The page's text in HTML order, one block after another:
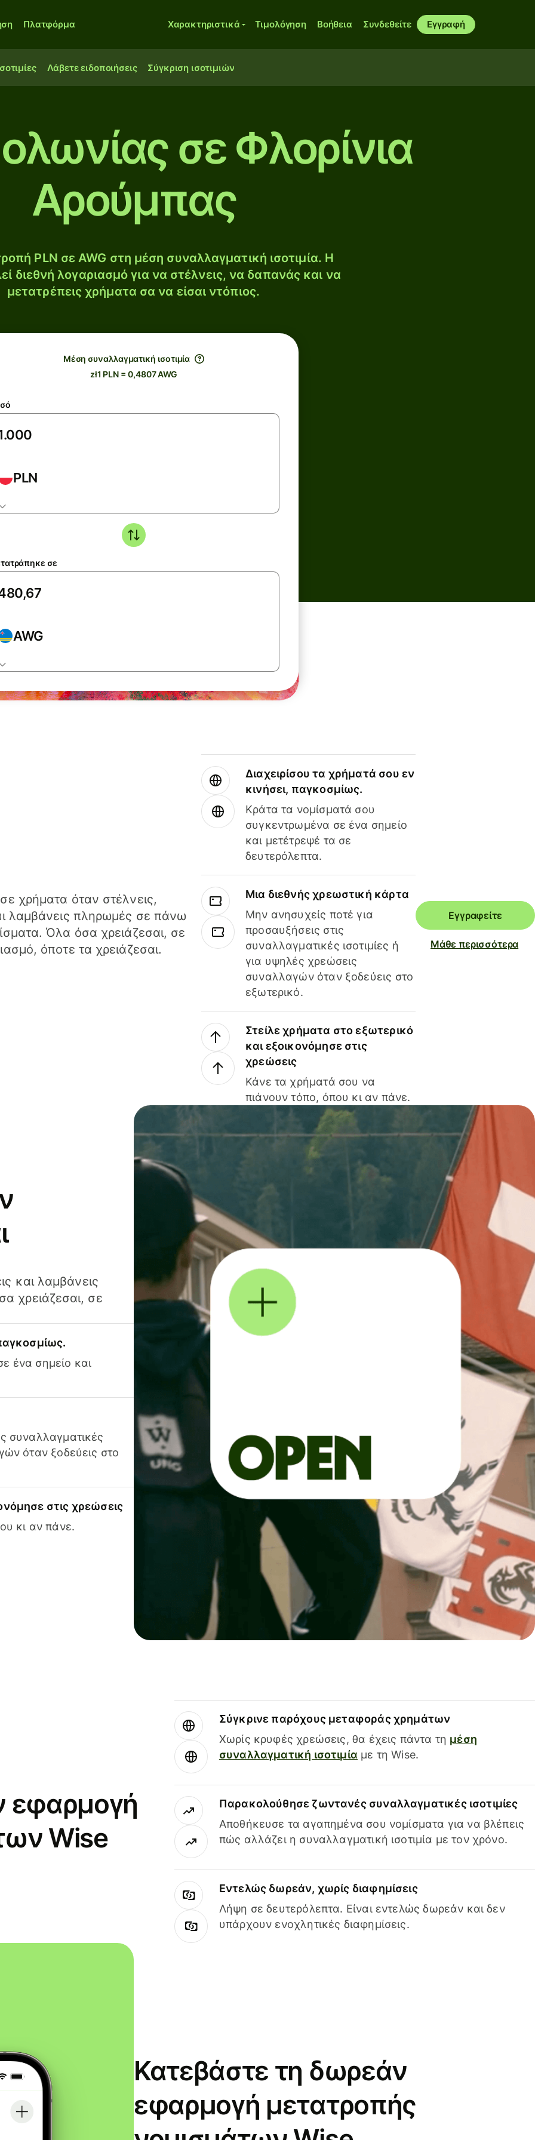
Πλατφόρμα Χαρακτηριστικά Τιμολόγηση Βοήθεια Συνδεθείτε Εγγραφή
Λάβετε ειδοποιήσεις Σύγκριση ισοτιμιών
σε Φλορίνια
Αρούμπας
PLN σε AWG στη μέση συναλλαγματική ισοτιμία. Η
διεθνή λογαριασμό για να στέλνεις, να δαπανάς και να
μετατρέπεις χρήματα σα να είσαι ντόπιος.
Μέση συναλλαγματική ισοτιμία
zł1 PLN = 0,4807 AWG
PLN
σε
AWG
χρήματα όταν στέλνεις,
λαμβάνεις πληρωμές σε πάνω
Όλα όσα χρειάζεσαι, σε
όποτε τα χρειάζεσαι.
Διαχειρίσου τα χρήματά σου εν
κινήσει, παγκοσμίως.
Κράτα τα νομίσματά σου
συγκεντρωμένα σε ένα σημείο
και μετέτρεψέ τα σε
δευτερόλεπτα.
Μια διεθνής χρεωστική κάρτα
Μην ανησυχείς ποτέ για
προσαυξήσεις στις
συναλλαγματικές ισοτιμίες ή
για υψηλές χρεώσεις
συναλλαγών όταν ξοδεύεις στο
εξωτερικό.
Στείλε χρήματα στο εξωτερικό
και εξοικονόμησε στις
χρεώσεις
Κάνε τα χρήματά σου να
πιάνουν τόπο, όπου κι αν πάνε.
Εγγραφείτε
Μάθε περισσότερα
και λαμβάνεις
χρειάζεσαι, σε
ένα σημείο και
συναλλαγματικές
όταν ξοδεύεις στο
στις χρεώσεις
κι αν πάνε.
εφαρμογή
Wise
Σύγκρινε παρόχους μεταφοράς χρημάτων
Χωρίς κρυφές χρεώσεις, θα έχεις πάντα τη μέση
συναλλαγματική ισοτιμία με τη Wise.
Παρακολούθησε ζωντανές συναλλαγματικές ισοτιμίες
Αποθήκευσε τα αγαπημένα σου νομίσματα για να βλέπεις
πώς αλλάζει η συναλλαγματική ισοτιμία με τον χρόνο.
Εντελώς δωρεάν, χωρίς διαφημίσεις
Λήψη σε δευτερόλεπτα. Είναι εντελώς δωρεάν και δεν
υπάρχουν ενοχλητικές διαφημίσεις.
Κατεβάστε τη δωρεάν
εφαρμογή μετατροπής